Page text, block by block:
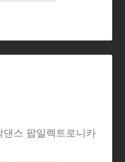
댄스 팝일렉트로니카